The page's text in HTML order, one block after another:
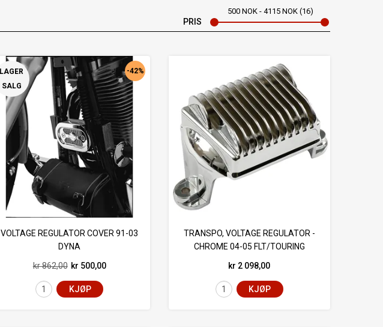
PRIS
500 NOK 4115 NOK 16
LAGER
SALG
VOLTAGE REGULATOR COVER 91-03
DYNA
-42%
kr 862,00 kr 500,00
KJØP
TRANSPO, VOLTAGE REGULATOR -
CHROME 04-05 FLT/TOURING
kr 2 098,00
KJØP